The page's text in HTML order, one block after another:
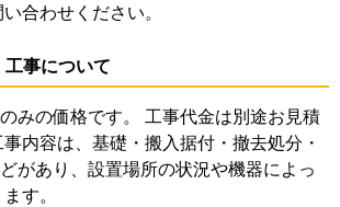
合わせください。
事について
みの価格です。 工事代金は別途お見積
内容は、基礎・搬入据付・撤去処分・
があり、設置場所の状況や機器によっ
す。